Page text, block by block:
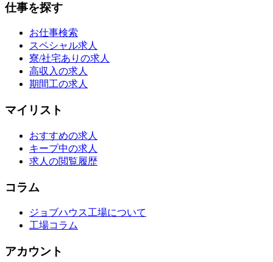
仕事を探す
お仕事検索
スペシャル求人
寮/社宅ありの求人
高収入の求人
期間工の求人
マイリスト
おすすめの求人
キープ中の求人
求人の閲覧履歴
コラム
ジョブハウス工場について
工場コラム
アカウント